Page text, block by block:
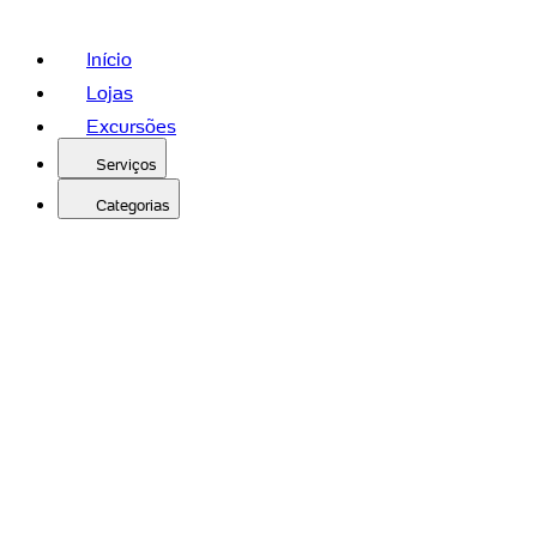
Início
Lojas
Excursões
Serviços
Categorias